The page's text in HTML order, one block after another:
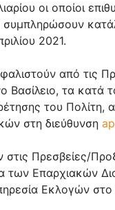
οι οποίοι
συμπληρώσουν
2021.
από τις
Βασίλειο, τα κατά
του Πολίτη,
στη διεύθυνση
Πρεσβείες/
των Επαρχιακών
Εκλογών